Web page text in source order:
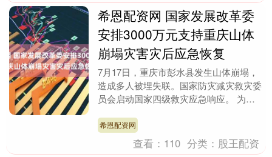
希恩配资网 国家发展改革委
安排3000万元支持重庆山体
崩塌灾害灾后应急恢复
7月17日，重庆市彭水县发生山体崩塌，
造成多人被埋失联。国家防灾减灾救灾委
员会启动国家四级救灾应急响应。 为贯
塌作出的重要指....
希恩配资网
查看： 110 分类： 股王配资